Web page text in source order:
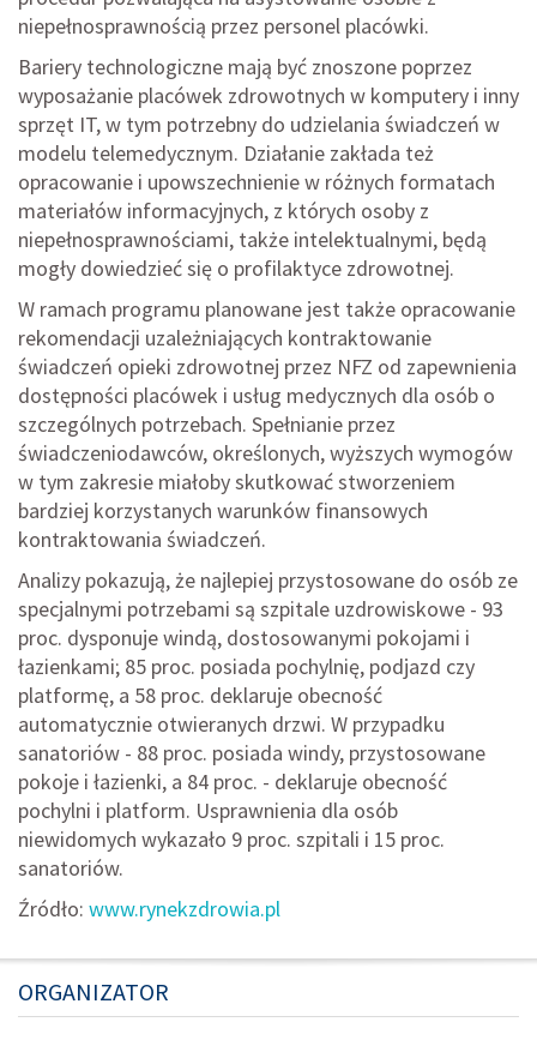
niepełnosprawnością przez personel placówki.
Bariery technologiczne mają być znoszone poprzez
wyposażanie placówek zdrowotnych w komputery i inny
sprzęt IT, w tym potrzebny do udzielania świadczeń w
modelu telemedycznym. Działanie zakłada też
opracowanie i upowszechnienie w różnych formatach
materiałów informacyjnych, z których osoby z
niepełnosprawnościami, także intelektualnymi, będą
mogły dowiedzieć się o profilaktyce zdrowotnej.
W ramach programu planowane jest także opracowanie
rekomendacji uzależniających kontraktowanie
świadczeń opieki zdrowotnej przez NFZ od zapewnienia
dostępności placówek i usług medycznych dla osób o
szczególnych potrzebach. Spełnianie przez
świadczeniodawców, określonych, wyższych wymogów
w tym zakresie miałoby skutkować stworzeniem
bardziej korzystanych warunków finansowych
kontraktowania świadczeń.
Analizy pokazują, że najlepiej przystosowane do osób ze
specjalnymi potrzebami są szpitale uzdrowiskowe - 93
proc. dysponuje windą, dostosowanymi pokojami i
łazienkami; 85 proc. posiada pochylnię, podjazd czy
platformę, a 58 proc. deklaruje obecność
automatycznie otwieranych drzwi. W przypadku
sanatoriów - 88 proc. posiada windy, przystosowane
pokoje i łazienki, a 84 proc. - deklaruje obecność
pochylni i platform. Usprawnienia dla osób
niewidomych wykazało 9 proc. szpitali i 15 proc.
sanatoriów.
Źródło: www.rynekzdrowia.pl
ORGANIZATOR